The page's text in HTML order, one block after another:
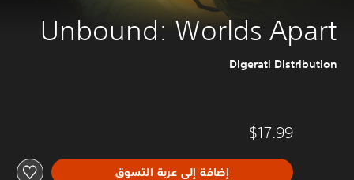
Unbound: Worlds Apart
Digerati Distribution
$17.99
إضافة إلى عربة التسوق